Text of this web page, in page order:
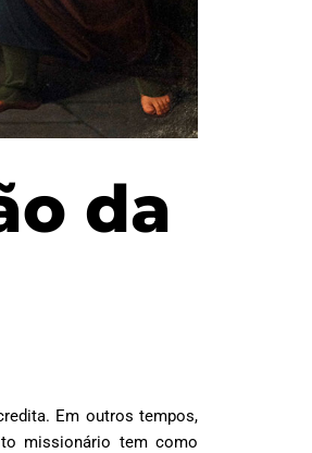
da
Em outros tempos,
missionário tem como